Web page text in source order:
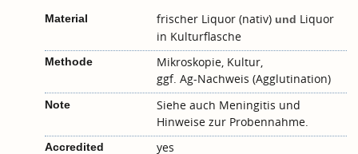
Material frischer Liquor (nativ) und Liquor
in Kulturflasche
Methode
Mikroskopie, Kultur,
ggf. Ag-Nachweis (Agglutination)
Note Siehe auch Meningitis und
Hinweise zur Probennahme.
Accredited yes